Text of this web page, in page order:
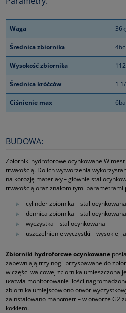
Waga
Średnica zbiornika
Wysokość zbiornika
Średnica króćców 1
Ciśnienie max
BUDOWA:
Zbiorniki hydroforowe ocynkowane
trwałością. Do ich wytworzenia
na korozję materiały – głównie stal
trwałością oraz znakomitymi parametrami
cylinder zbiornika – stal ocynkowana
dennica zbiornika – stal ocynkowana
wyczystka – stal ocynkowana
uszczelnienie wyczystki – wysokiej
Zbiorniki hydroforowe ocynkowane
zapewniają trzy nogi, przyspawane do
w części walcowej zbiornika umieszczona
ułatwia monitorowanie ilości
zbiornika umiejscowiono otwór
zainstalowano manometr – w otworze G2
kołkiem.